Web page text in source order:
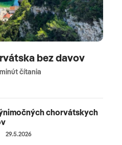
bez davov
čítania
chorvátskych
29.5.2026